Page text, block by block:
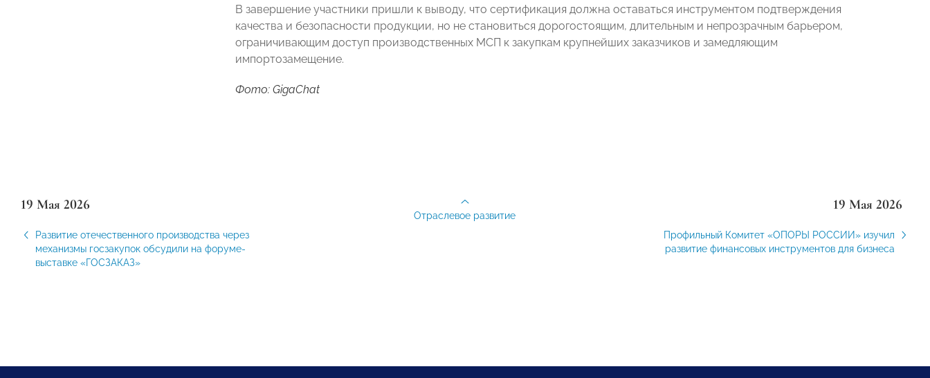
В завершение участники пришли к выводу, что сертификация должна оставаться инструментом подтверждения
качества и безопасности продукции, но не становиться дорогостоящим, длительным и непрозрачным барьером,
ограничивающим доступ производственных МСП к закупкам крупнейших заказчиков и замедляющим
импортозамещение.
Фото: GigaChat
19 Мая 2026
Развитие отечественного производства через
механизмы госзакупок обсудили на форуме-
выставке «ГОСЗАКАЗ»
19 Мая 2026
Профильный Комитет «ОПОРЫ РОССИИ» изучил
развитие финансовых инструментов для бизнеса
Отраслевое развитие